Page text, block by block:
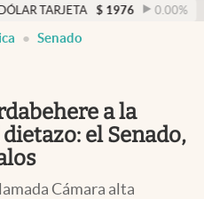
$ 1976 0.00% DÓLAR
Senado
a la
el Senado,
Cámara alta